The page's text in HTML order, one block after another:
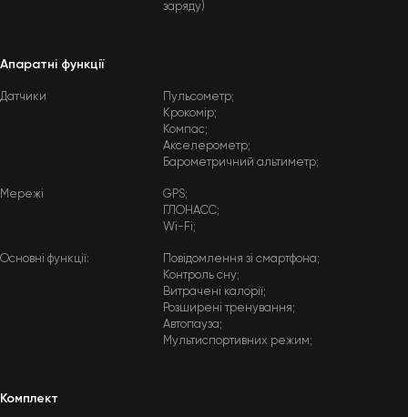
заряду)
Апаратні функції
Датчики
Пульсометр;
Крокомір;
Компас;
Акселерометр;
Барометричний альтиметр;
Мережі
GPS;
ГЛОНАСС;
Wi-Fi;
Основні функції:
Повідомлення зі смартфона;
Контроль сну;
Витрачені калорії;
Розширені тренування;
Автопауза;
Мультиспортивних режим;
Комплект